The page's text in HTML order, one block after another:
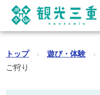
トップ › 遊び・体験 ›
ご狩り